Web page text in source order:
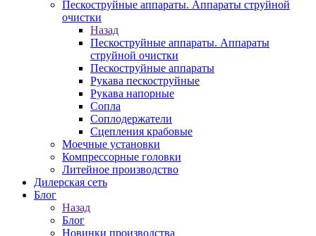
Пескоструйные аппараты. Аппараты струйной
очистки
Назад
Пескоструйные аппараты. Аппараты
струйной очистки
Пескоструйные аппараты
Рукава пескоструйные
Рукава напорные
Сопла
Соплодержатели
Сцепления крабовые
Моечные установки
Компрессорные головки
Литейное производство
Дилерская сеть
Блог
Назад
Блог
Новинки производства